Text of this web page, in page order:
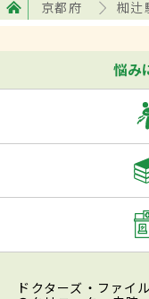
京都府 椥辻
悩み
ドクターズ・ファイ